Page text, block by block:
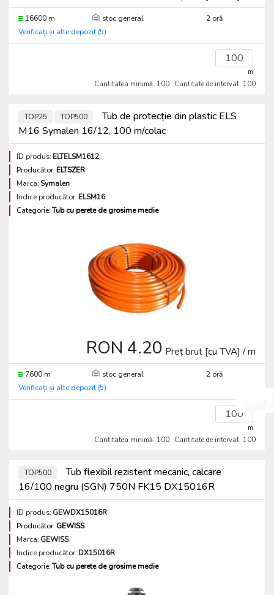
16600 m stoc general
2 oră
Verificați și alte depozit (5)
m
Cantitatea minimă: 100 Cantitate de interval: 100
TOP25 TOP500
Tub de protecție din plastic ELS
M16 Symalen 16/12, 100 m/colac
ID produs:ELTELSM1612
Producător:ELTSZER
Marca:Symalen
Indice producător:ELSM16
Categorie:Tub cu perete de grosime medie
RON 4.20 Preț brut [cu TVA] / m
7600 m stoc general
2 oră
Verificați și alte depozit (5)
m
Cantitatea minimă: 100 Cantitate de interval: 100
TOP500
Tub flexibil rezistent mecanic, calcare
16/100 negru (SGN) 750N FK15 DX15016R
ID produs: GEWDX15016R
Producător: GEWISS
Marca: GEWISS
Indice producător:DX15016R
Categorie:Tub cu perete de grosime medie